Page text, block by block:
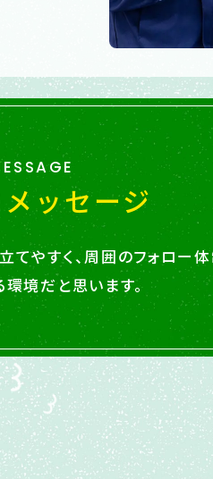
メッセージ
やすく、周囲のフォロー体
境だと思います。